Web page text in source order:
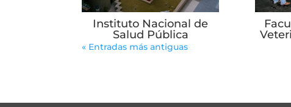
Instituto Nacional de
Salud Pública
« Entradas más antiguas